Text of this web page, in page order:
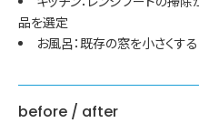
品を選定
お風呂：既存の窓を小さくす
before / after